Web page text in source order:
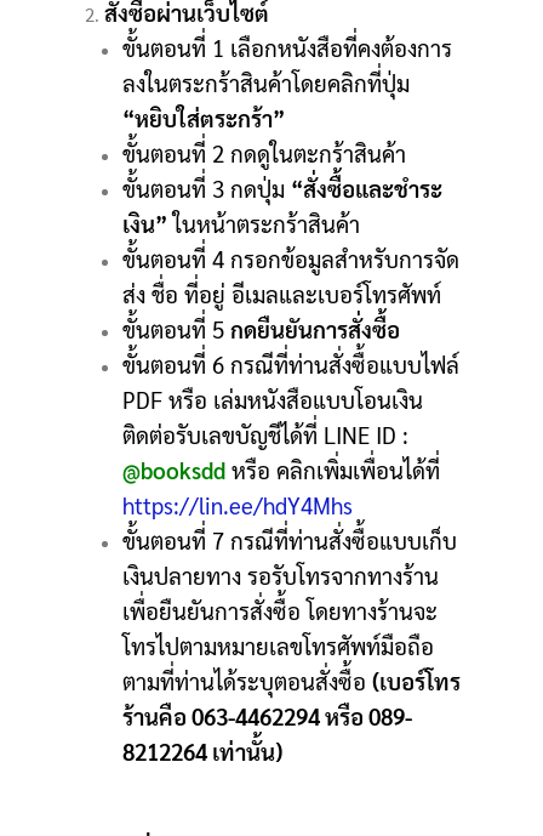
สั่งซื้อผ่านเว็บไซต์
ขั้นตอนที่ 1 เลือกหนังสือที่คงต้องการ
ลงในตระกร้าสินค้าโดยคลิกที่ปุ่ม
“หยิบใส่ตระกร้า”
ขั้นตอนที่ 2 กดดูในตะกร้าสินค้า
ขั้นตอนที่ 3 กดปุ่ม “สั่งซื้อและชำระ
เงิน”ในหน้าตระกร้าสินค้า
ขั้นตอนที่ 4 กรอกข้อมูลสำหรับการจัด
ส่ง ชื่อ ที่อยู่ อีเมลและเบอร์โทรศัพท์
ขั้นตอนที่ 5กดยืนยันการสั่งซื้อ
ขั้นตอนที่ 6 กรณีที่ท่านสั่งซื้อแบบไฟล์
PDF หรือ เล่มหนังสือแบบโอนเงิน
ติดต่อรับเลขบัญชีได้ที่ LINE ID :
@booksdd หรือ คลิกเพิ่มเพื่อนได้ที่
https://lin.ee/hdY4Mhs
ขั้นตอนที่ 7 กรณีที่ท่านสั่งซื้อแบบเก็บ
เงินปลายทาง รอรับโทรจากทางร้าน
เพื่อยืนยันการสั่งซื้อ โดยทางร้านจะ
โทรไปตามหมายเลขโทรศัพท์มือถือ
ตามที่ท่านได้ระบุตอนสั่งซื้อ(เบอร์โทร
ร้านคือ 063-4462294 หรือ 089-
8212264 เท่านั้น)